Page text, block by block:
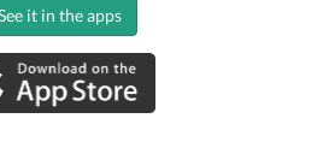
it in the apps